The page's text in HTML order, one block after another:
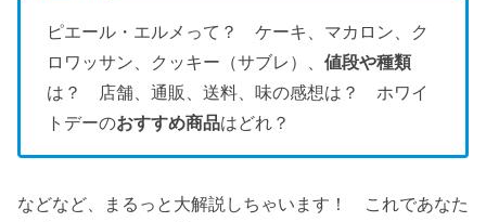
ピエール・エルメって？ ケーキ、マカロン、ク
ロワッサン、クッキー（サブレ）、 値段や種類
は？ 店舗、通販、送料、味の感想は？ ホワイ
トデーのおすすめ商品はどれ？
などなど、まるっと大解説しちゃいます！ これであなた